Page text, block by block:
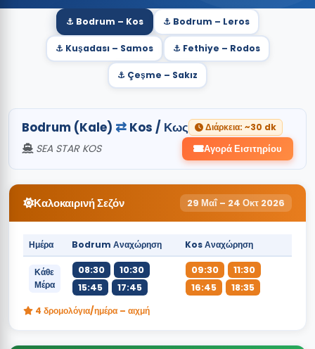
⚓ Bodrum – Kos ⚓ Bodrum – Leros
⚓ Kuşadası – Samos ⚓ Fethiye – Rodos
⚓ Çeşme – Sakız
Bodrum (Kale) ⇄ Kos / Κως Διάρκεια: ~30 dk
SEA STAR KOS Αγορά Εισιτηρίου
Καλοκαιρινή Σεζόν 29 Μαΐ – 24 Οκτ 2026
Ημέρα Bodrum Αναχώρηση Kos Αναχώρηση
Κάθε
Μέρα
08:30
10:30
15:45
17:45
09:30
11:30
16:45
18:35
4 δρομολόγια/ημέρα – αιχμή